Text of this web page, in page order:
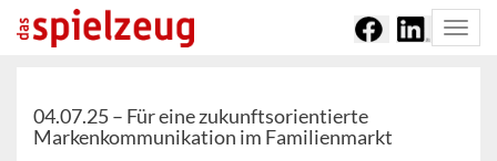
04.07.25 – Für eine zukunftsorientierte
Markenkommunikation im Familienmarkt